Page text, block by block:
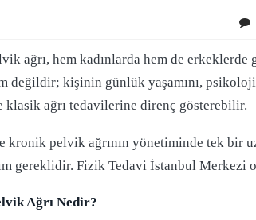
ağrı, hem kadınlarda hem de
değildir; kişinin günlük yaşamını,
klasik ağrı tedavilerine direnç gösterebilir.
kronik pelvik ağrının yönetiminde tek bir
gereklidir. Fizik Tedavi İstanbul
Ağrı Nedir?